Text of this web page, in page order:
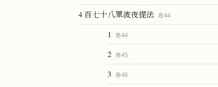
4 百七十八單波夜提法 卷44
1 卷44
2 卷45
3 卷46